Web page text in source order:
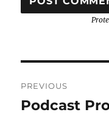
navigation
PREVIOUS
Previous
Podcast